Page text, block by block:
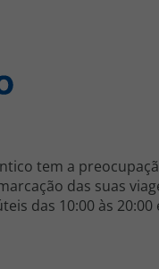
tem a
das suas
das 10:00 às 20:00